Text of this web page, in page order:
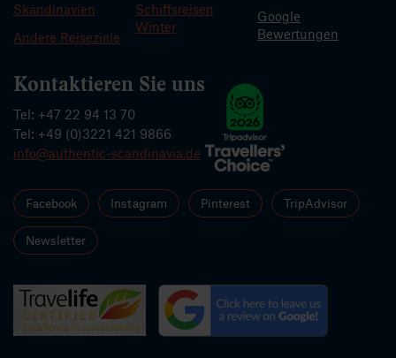
Kontaktieren Sie uns
Tel: +47 22 94 13 70
Tel: +49 (0)3221 421 9866
info@authentic-scandinavia.de
Facebook Instagram Pinterest TripAdvisor
Newsletter
Skandinavien
Andere Reiseziele
Schiffsreisen
Winter
Google
Bewertungen